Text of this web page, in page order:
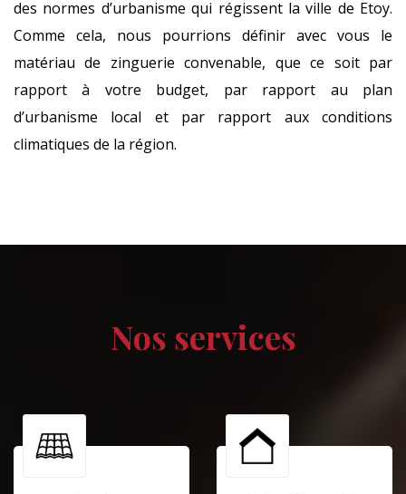
des normes d’urbanisme qui régissent la ville de Etoy.
Comme cela, nous pourrions définir avec vous le
matériau de zinguerie convenable, que ce soit par
rapport à votre budget, par rapport au plan
d’urbanisme local et par rapport aux conditions
climatiques de la région.
Nos services